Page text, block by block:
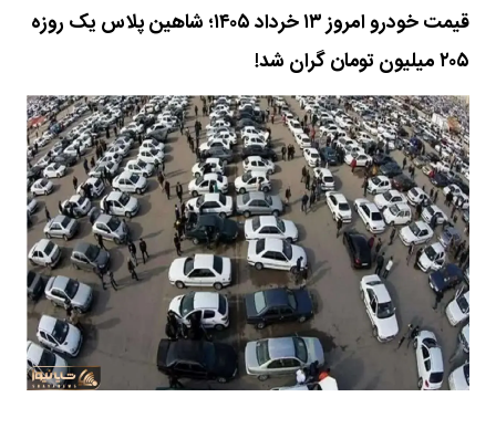
قیمت خودرو امروز ۱۳ خرداد ۱۴۰۵؛ شاهین پلاس یک روزه
۲۰۵ میلیون تومان گران شد!